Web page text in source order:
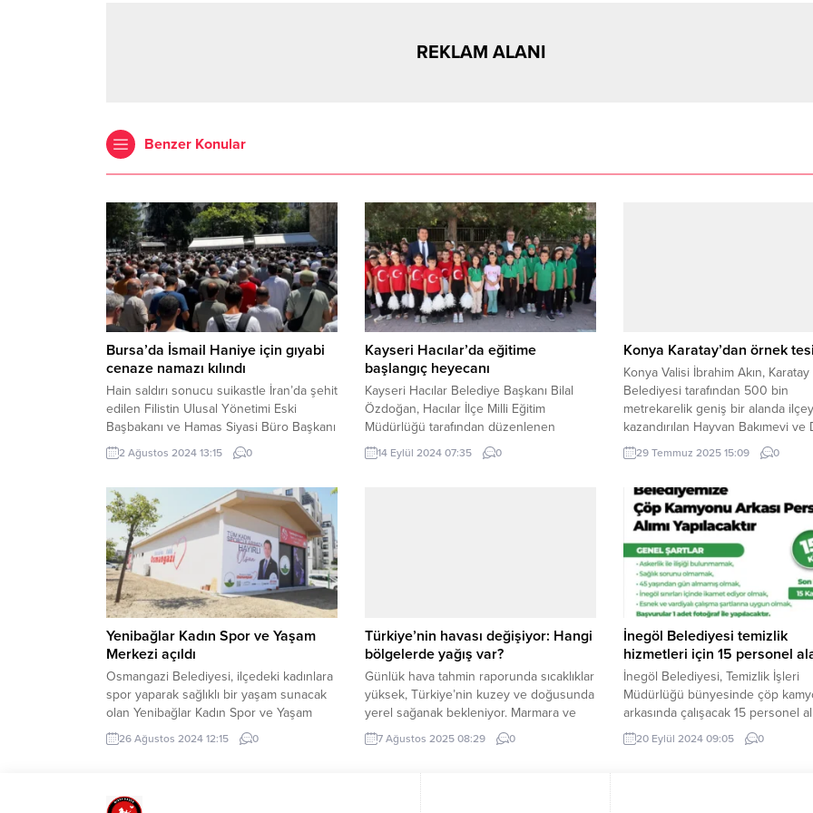
REKLAM ALANI
Benzer Konular
Bursa’da İsmail Haniye için gıyabi
cenaze namazı kılındı
Hain saldırı sonucu suikastle İran’da şehit
edilen Filistin Ulusal Yönetimi Eski
Başbakanı ve Hamas Siyasi Büro Başkanı
İsmail Haniye’nin ruhuna ithafen,
Ulucami’de gıyabi cenaze namazı kılındı.
suikastla şehit edilmesinin ardından
Türkiye’nin birçok ilinde gıyabi cenaze
namazı kılındı. Cenaze
namazına Bursalılar yoğun katılım
gösterdi. Vaazlar ile beraber saldırının...
2 Ağustos 2024 13:15 0
Kayseri Hacılar’da eğitime
başlangıç heyecanı
Kayseri Hacılar Belediye Başkanı Bilal
Özdoğan, Hacılar İlçe Milli Eğitim
Müdürlüğü tarafından düzenlenen
‘İlköğretim Haftası Kutlama Programı’na
katılarak, yeni eğitim öğretim yılının
14 Eylül 2024 07:35 0
Konya Karatay’dan örnek
Konya Valisi İbrahim Akın, Karatay
Belediyesi tarafından 500 bin
metrekarelik geniş bir alanda
kazandırılan Hayvan Bakımevi ve
Yaşam Alanı’nı ziyaret ederek
incelemelerde bulundu. KONYA
ihtiyaçlarını karşılamak üzere
Karatay Hayvan Bakımevi ve
Yaşam Alanı, hem hayvan refahını
gözeten hem de...
29 Temmuz 2025 15:09 0
Yenibağlar Kadın Spor ve Yaşam
Merkezi açıldı
Osmangazi Belediyesi, ilçedeki kadınlara
spor yaparak sağlıklı bir yaşam sunacak
olan Yenibağlar Kadın Spor ve Yaşam
Merkezi’ni düzenlenen tören ile hizmete
açtı. Osmangazili kadınlar, yoğun yaşam
sağlıklı bir yaşam için kadınların spor
26 Ağustos 2024 12:15 0
Türkiye’nin havası değişiyor: Hangi
bölgelerde yağış var?
Günlük hava tahmin raporunda sıcaklıklar
yüksek, Türkiye’nin kuzey ve doğusunda
yerel sağanak bekleniyor. Marmara ve
Ege’de kuvvetli rüzgar ve kısa süreli
fırtına uyarısı yapıldı. ANKARA (İGFA) –
Ağustos Perşembe gününe ilişkin hava
tahmin raporunu yayımladı. Meteoroloji
7 Ağustos 2025 08:29 0
İnegöl Belediyesi temizlik
hizmetleri için 15 personel
İnegöl Belediyesi, Temizlik İşleri
Müdürlüğü bünyesinde çöp
arkasında çalışacak 15 personel
yapılacağını duyurdu. BURSA
İnegöl Belediyesi’nin personel
20 Eylül 2024 09:05 0